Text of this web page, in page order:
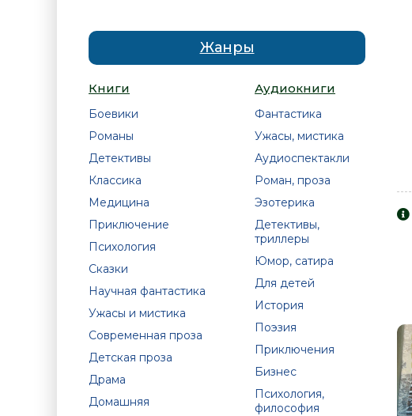
Жанры
Книги
Боевики
Романы
Детективы
Классика
Медицина
Приключение
Психология
Сказки
Научная фантастика
Ужасы и мистика
Современная проза
Детская проза
Драма
Домашняя
Аудиокниги
Фантастика
Ужасы, мистика
Аудиоспектакли
Роман, проза
Эзотерика
Детективы,
триллеры
Юмор, сатира
Для детей
История
Поэзия
Приключения
Бизнес
Психология,
философия